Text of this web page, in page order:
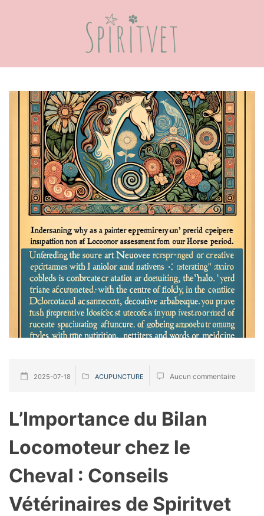
2025-07-18 ACUPUNCTURE Aucun commentaire
L’Importance du Bilan
Locomoteur chez le
Cheval : Conseils
Vétérinaires de Spiritvet